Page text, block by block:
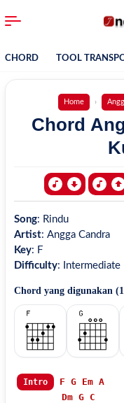
CHORD TOOL
Home
Chord
Song: Rindu
Artist: Angga Candra
Key: F
Difficulty: Intermediate
Chord yang digunakan (
Intro F G Em A
Dm G C